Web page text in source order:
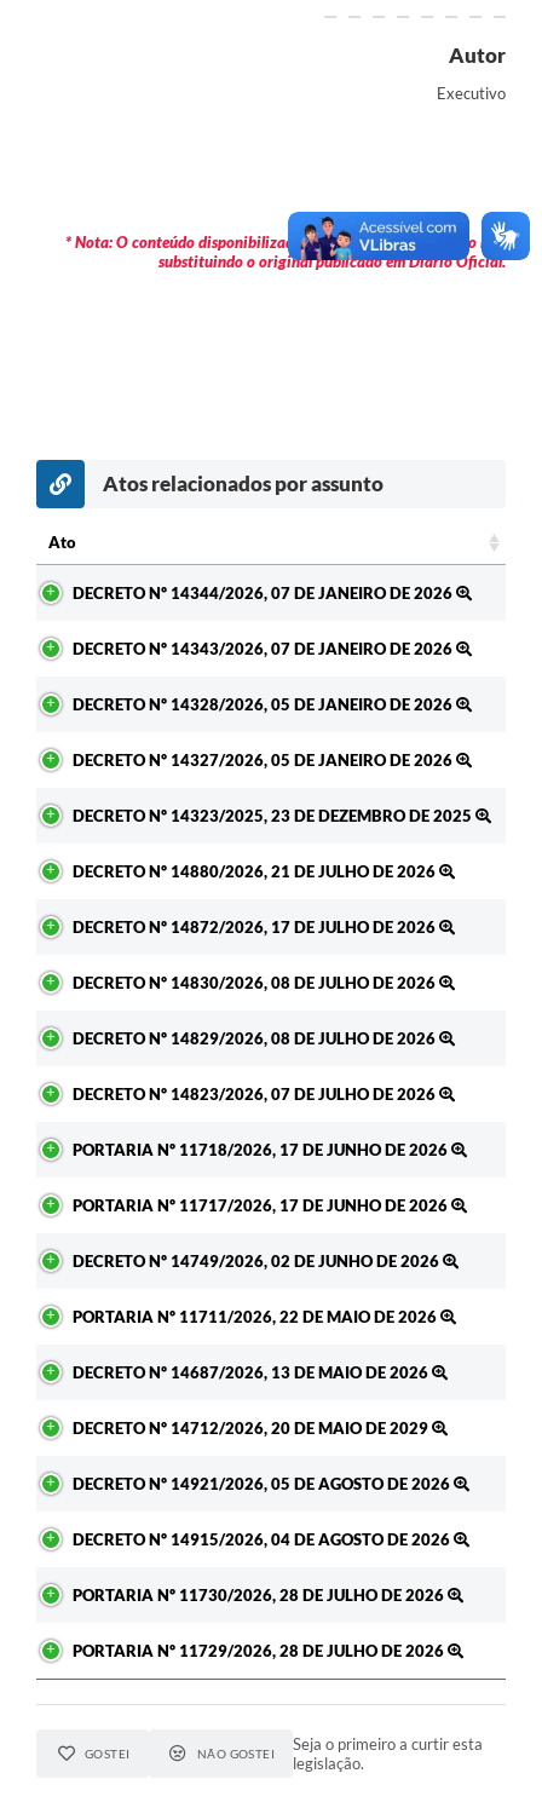
Autor
Executivo
* Nota: O conteúdo disponibilizado é meramente informativo não
substituindo o original publicado em Diário Oficial.
Atos relacionados por assunto
Ato
DECRETO Nº 14344/2026, 07 DE JANEIRO DE 2026
DECRETO Nº 14343/2026, 07 DE JANEIRO DE 2026
DECRETO Nº 14328/2026, 05 DE JANEIRO DE 2026
DECRETO Nº 14327/2026, 05 DE JANEIRO DE 2026
DECRETO Nº 14323/2025, 23 DE DEZEMBRO DE 2025
DECRETO Nº 14880/2026, 21 DE JULHO DE 2026
DECRETO Nº 14872/2026, 17 DE JULHO DE 2026
DECRETO Nº 14830/2026, 08 DE JULHO DE 2026
DECRETO Nº 14829/2026, 08 DE JULHO DE 2026
DECRETO Nº 14823/2026, 07 DE JULHO DE 2026
PORTARIA Nº 11718/2026, 17 DE JUNHO DE 2026
PORTARIA Nº 11717/2026, 17 DE JUNHO DE 2026
DECRETO Nº 14749/2026, 02 DE JUNHO DE 2026
PORTARIA Nº 11711/2026, 22 DE MAIO DE 2026
DECRETO Nº 14687/2026, 13 DE MAIO DE 2026
DECRETO Nº 14712/2026, 20 DE MAIO DE 2029
DECRETO Nº 14921/2026, 05 DE AGOSTO DE 2026
DECRETO Nº 14915/2026, 04 DE AGOSTO DE 2026
PORTARIA Nº 11730/2026, 28 DE JULHO DE 2026
PORTARIA Nº 11729/2026, 28 DE JULHO DE 2026
GOSTEI NÃO GOSTEI
Seja o primeiro a curtir esta
legislação.